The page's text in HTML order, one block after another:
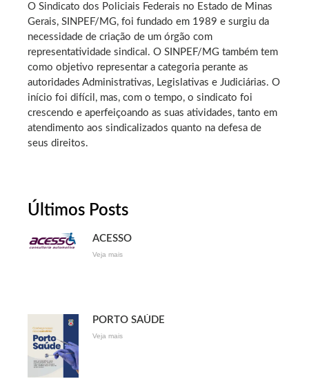
O Sindicato dos Policiais Federais no Estado de Minas
Gerais, SINPEF/MG, foi fundado em 1989 e surgiu da
necessidade de criação de um órgão com
representatividade sindical. O SINPEF/MG também tem
como objetivo representar a categoria perante as
autoridades Administrativas, Legislativas e Judiciárias. O
início foi difícil, mas, com o tempo, o sindicato foi
crescendo e aperfeiçoando as suas atividades, tanto em
atendimento aos sindicalizados quanto na defesa de
seus direitos.
Últimos Posts
ACESSO
Veja mais
PORTO SAÚDE
Veja mais